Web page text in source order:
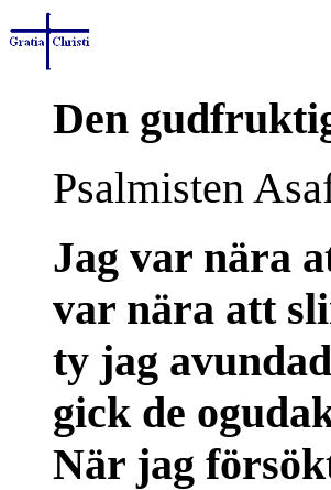
Den
Psalmisten
Jag var nära
var nära att
ty jag
gick de
När jag